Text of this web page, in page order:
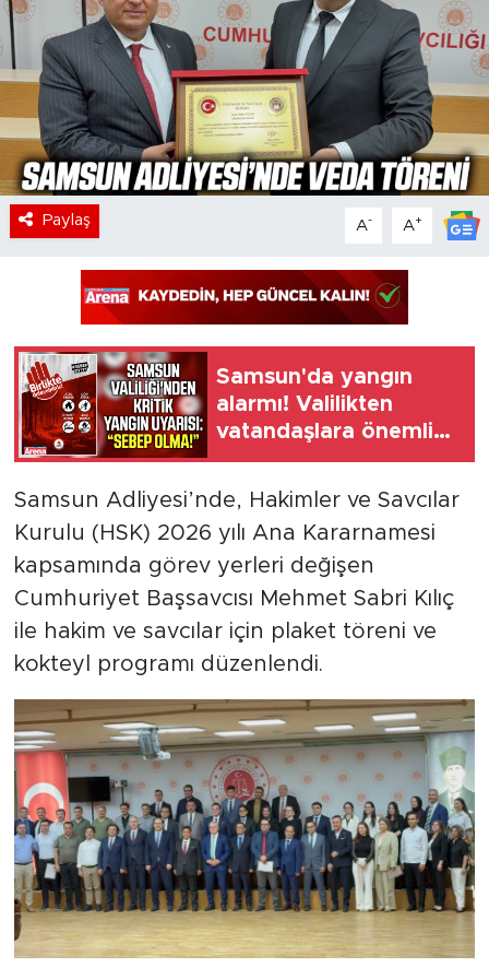
Paylaş A- A+
Samsun'da yangın
alarmı! Valilikten
vatandaşlara önemli
çağrı
Samsun Adliyesi’nde, Hakimler ve Savcılar
Kurulu (HSK) 2026 yılı Ana Kararnamesi
kapsamında görev yerleri değişen
Cumhuriyet Başsavcısı Mehmet Sabri Kılıç
ile hakim ve savcılar için plaket töreni ve
kokteyl programı düzenlendi.